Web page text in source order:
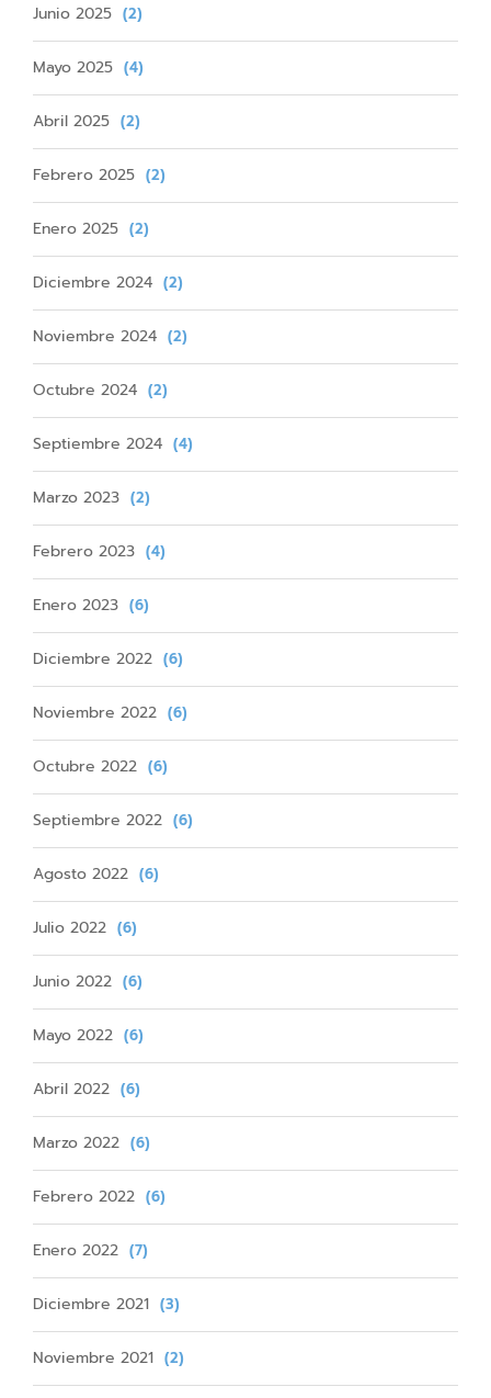
Junio 2025 (2)
Mayo 2025 (4)
Abril 2025 (2)
Febrero 2025 (2)
Enero 2025 (2)
Diciembre 2024 (2)
Noviembre 2024 (2)
Octubre 2024 (2)
Septiembre 2024 (4)
Marzo 2023 (2)
Febrero 2023 (4)
Enero 2023 (6)
Diciembre 2022 (6)
Noviembre 2022 (6)
Octubre 2022 (6)
Septiembre 2022 (6)
Agosto 2022 (6)
Julio 2022 (6)
Junio 2022 (6)
Mayo 2022 (6)
Abril 2022 (6)
Marzo 2022 (6)
Febrero 2022 (6)
Enero 2022 (7)
Diciembre 2021 (3)
Noviembre 2021 (2)